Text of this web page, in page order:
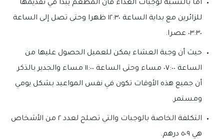
أما بالنسبة لوجبات الغداء فأن المطعم يبدأ في تقديمها
للزائرين مع بداية الساعة ١٢:٣٠ ظهرا وحتى تصل إلى الساعة
٠٣:٣٠ عصرا.
حيث أن وجبة العشاء يمكن للعميل الحصول عليها من
الساعة ٠٧:٠٠ مساء وحتى الساعة ١١:٠٠ مساء والجدير بالذكر
أن جميع هذه الأوقات تكون في نفس المواعيد بشكل يومي
ومستمر.
التكلفة الخاصة بالوجبات والتي تصلح لعدد ٢ من الأشخاص
هي ٥٠٩ درهم.